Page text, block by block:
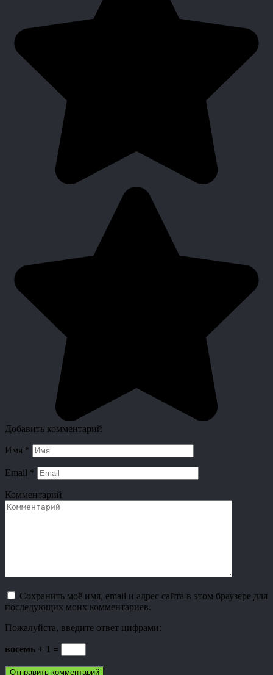
Добавить комментарий
Имя *
Email *
Комментарий
Сохранить моё имя, email и адрес сайта в этом браузере для
последующих моих комментариев.
Пожалуйста, введите ответ цифрами:
восемь + 1 =